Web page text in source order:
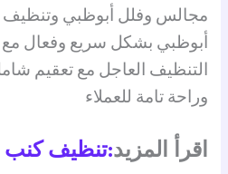
مجالس وفلل أبوظبي وتنظيف
أبوظبي بشكل سريع وفعال مع
التنظيف العاجل مع تعقيم
وراحة تامة للعملاء
اقرأ المزيد:تنظيف